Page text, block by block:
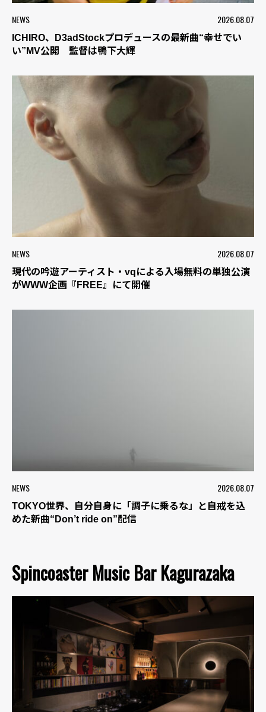
NEWS 2026.08.07
ICHIRO、D3adStockプロデュースの最新曲“幸せでい
い”MV公開 監督は鴨下大輝
NEWS 2026.08.07
現代の吟遊アーティスト・vqによる入場無料の単独公演
がWWW企画『FREE』にて開催
NEWS 2026.08.07
TOKYO世界、自分自身に「調子に乗るな」と自戒を込
めた新曲“Don’t ride on”配信
Spincoaster Music Bar Kagurazaka